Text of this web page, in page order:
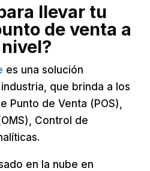
llevar tu
de venta a
es una solución
que brinda a los
Punto de Venta (POS),
Control de
en la nube en